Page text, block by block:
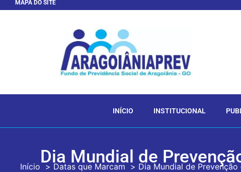
MAPA DO SITE
INÍCIO INSTITUCIONAL
Dia Mundial de
Início Datas que Marcam Dia Mundial de